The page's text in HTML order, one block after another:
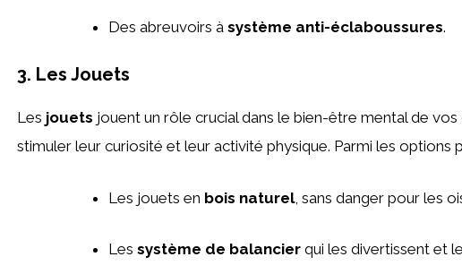
Des abreuvoirs à système anti-éclaboussures.
3. Les Jouets
Les jouets jouent un rôle crucial dans le bien-être mental de
stimuler leur curiosité et leur activité physique. Parmi les options
Les jouets en bois naturel, sans danger pour les
Les système de balancier qui les divertissent et